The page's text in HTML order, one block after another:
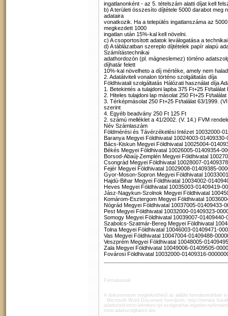
ingatlanonként - az 5. tételszám alatti díjat kell
b) A területi összesíto díjtétele 5000 darabot meg
adataira
vonatkozik. Ha a település ingatlanszáma az
megkezdett 1000
ingatlan után 15%-kal kell növelni.
c) A csoportosított adatok leválogatása a
d) A táblázatban szereplo díjtételek papír alapú
Számítástechnikai
adathordozón (pl. mágneslemez) történo
díjhatár felett
10%-kal növelheto a díj mértéke, amely nem
2. Adatátviteli vonalon történo szolgáltatás díja
Földhivatali szolgáltatás Hálózati használat díja
1. Betekintés a tulajdoni lapba 375 Ft+25 Ft/találat
2. Hiteles tulajdoni lap másolat 250 Ft+25 Ft/
3. Térképmásolat 250 Ft+25 Ft/találat 63/1999.
szerint
4. Egyéb beadvány 250 Ft 125 Ft
2. számú melléklet a 41/2002. (V. 14.) FVM
Név Számlaszám
Földmérési és Távérzékelési Intézet 10032000-
Baranya Megyei Földhivatal 10024003-01409330-
Bács-Kiskun Megyei Földhivatal 10025004-
Békés Megyei Földhivatal 10026005-01409354-
Borsod-Abaúj-Zemplén Megyei Földhivatal
Csongrád Megyei Földhivatal 10028007-
Fejér Megyei Földhivatal 10029008-01409385-
Gyor-Moson-Sopron Megyei Földhivatal
Hajdú-Bihar Megyei Földhivatal 10034002-
Heves Megyei Földhivatal 10035003-01409419-
Jász-Nagykun-Szolnok Megyei Földhivatal
Komárom-Esztergom Megyei Földhivatal
Nógrád Megyei Földhivatal 10037005-01409433-
Pest Megyei Földhivatal 10032000-01409323-
Somogy Megyei Földhivatal 10039007-01409440-
Szabolcs-Szatmár-Bereg Megyei Földhivatal
Tolna Megyei Földhivatal 10046003-01409471-
Vas Megyei Földhivatal 10047004-01409488-
Veszprém Megyei Földhivatal 10048005-
Zala Megyei Földhivatal 10049006-01409505-
Fovárosi Földhivatal 10032000-01409316-
Formátumok
A dokumentum megtekinthető az alábbi formátumokban
- Microsoft Word Document formátum: http://terratis.hu/
adatbzisbl-trtno-lekrdezs-tjn-szolgltathat-ingatlan-
trtno-adatszolgltatsrl.doc